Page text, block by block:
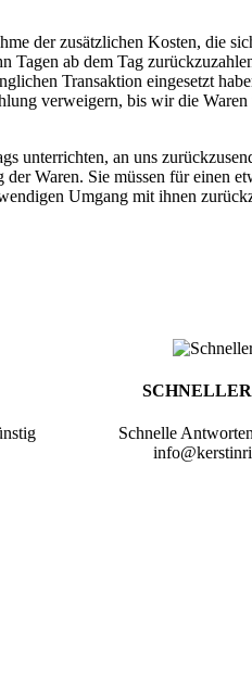
der zusätzlichen Kosten, die
Tagen ab dem Tag
Transaktion eingesetzt
verweigern, bis wir die
unterrichten, an uns
Waren. Sie müssen für einen
Umgang mit ihnen
Schnelle